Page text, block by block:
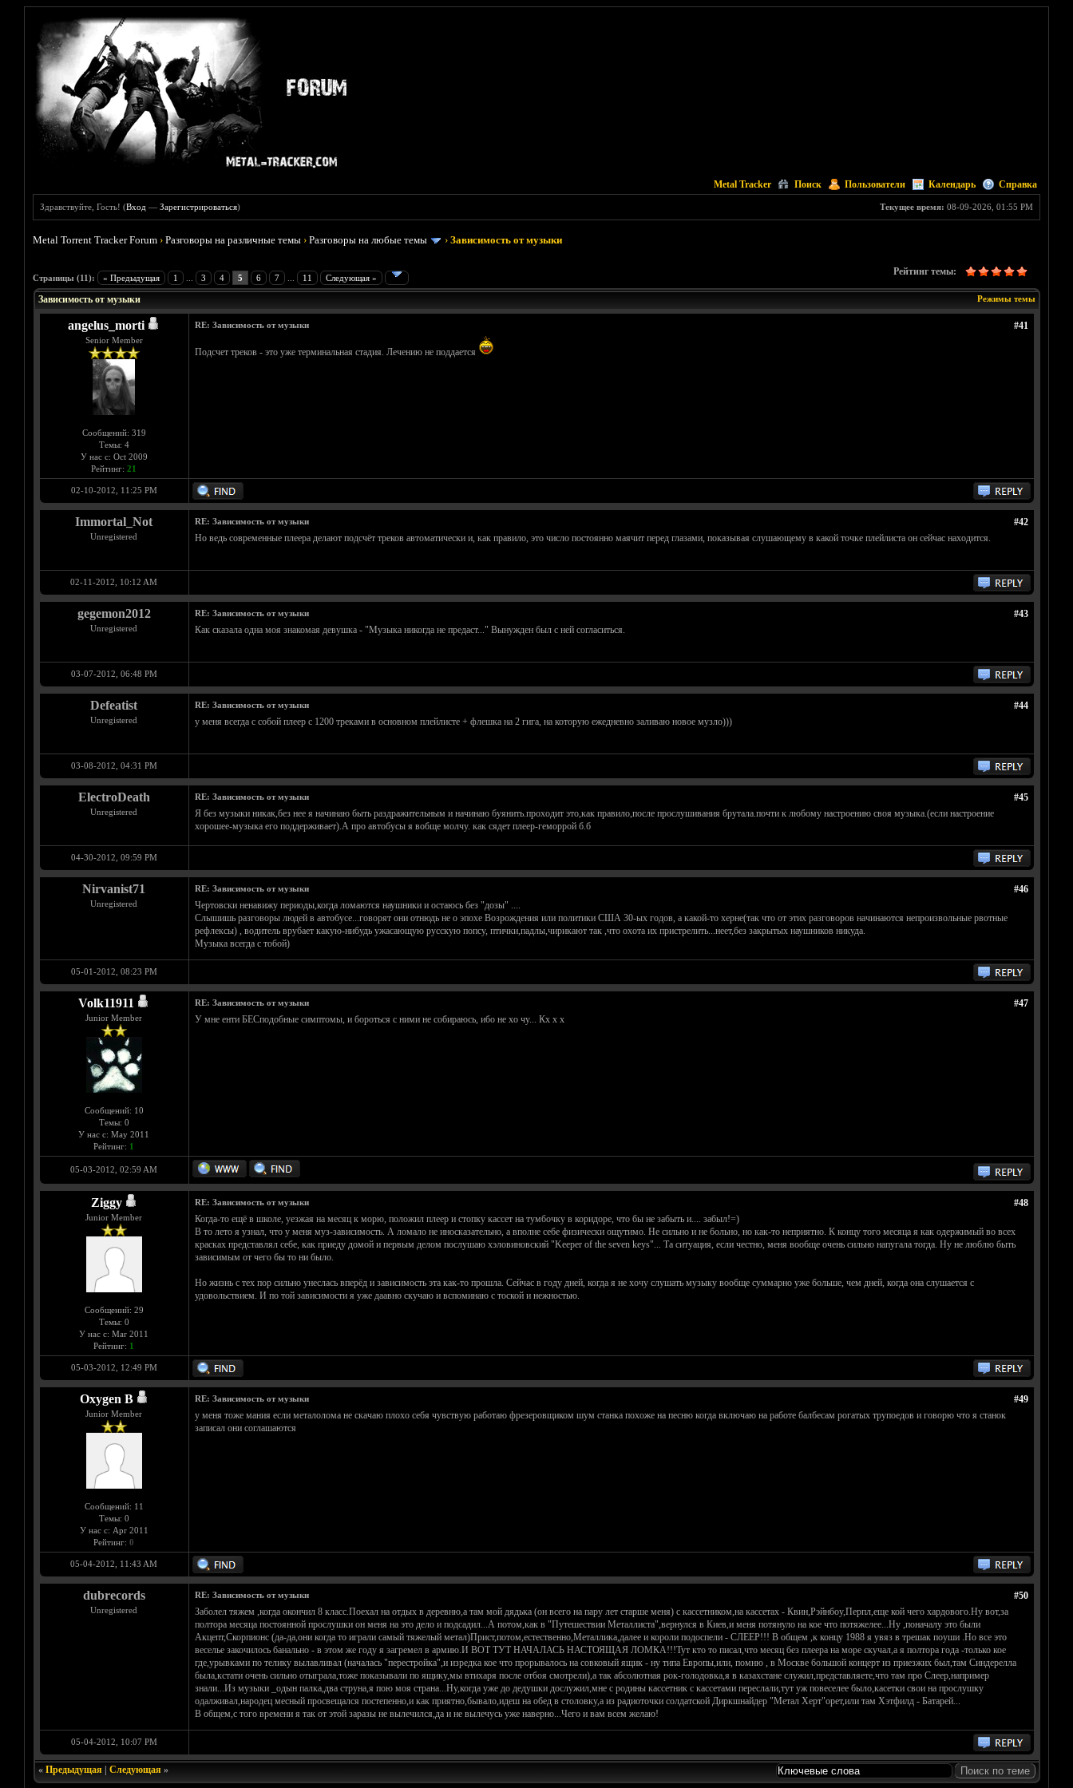
Metal Tracker Поиск Пользователи Календарь Справка
Текущее время: 08-09-2026, 01:55 PM
Здравствуйте, Гость! (Вход —Зарегистрироваться)
Metal Torrent Tracker Forum ›Разговоры на различные темы ›Разговоры на любые темы ›Зависимость от музыки
Страницы (11): « Предыдущая 1 3 4 5 6 7 11 Следующая »
Рейтинг темы:
Голосов: 1 - Средняя оценка: 5
12345
Режимы темы
Зависимость от музыки
angelus_morti
Senior Member
Сообщений: 319
Темы: 4
У нас с: Oct 2009
Рейтинг: 21
#41
RE: Зависимость от музыки
Подсчет треков - это уже терминальная стадия. Лечению не поддается
02-10-2012, 11:25 PM
Immortal_Not
Unregistered
#42
RE: Зависимость от музыки
Но ведь современные плеера делают подсчёт треков автоматически и, как правило, это число постоянно маячит перед глазами, показывая слушающему в какой точке плейлиста он сейчас находится.
02-11-2012, 10:12 AM
gegemon2012
Unregistered
#43
RE: Зависимость от музыки
Как сказала одна моя знакомая девушка - "Музыка никогда не предаст..." Вынужден был с ней согласиться.
03-07-2012, 06:48 PM
Defeatist
Unregistered
#44
RE: Зависимость от музыки
у меня всегда с собой плеер с 1200 треками в основном плейлисте + флешка на 2 гига, на которую ежедневно заливаю новое музло)))
03-08-2012, 04:31 PM
ElectroDeath
Unregistered
#45
RE: Зависимость от музыки
Я без музыки никак,без нее я начинаю быть раздражительным и начинаю буянить.проходит это,как правило,после прослушивания брутала.почти к любому настроению своя музыка.(если настроение
хорошее-музыка его поддерживает).А про автобусы я вобще молчу. как сядет плеер-геморрой б.б
04-30-2012, 09:59 PM
Nirvanist71
Unregistered
#46
RE: Зависимость от музыки
Чертовски ненавижу периоды,когда ломаются наушники и остаюсь без "дозы" ....
Слышишь разговоры людей в автобусе...говорят они отнюдь не о эпохе Возрождения или политики США 30-ых годов, а какой-то херне(так что от этих разговоров начинаются непроизвольные рвотные
рефлексы) , водитель врубает какую-нибудь ужасающую русскую попсу, птички,падлы,чирикают так ,что охота их пристрелить...неет,без закрытых наушников никуда.
Музыка всегда с тобой)
05-01-2012, 08:23 PM
Volk11911
Junior Member
Сообщений: 10
Темы: 0
У нас с: May 2011
Рейтинг: 1
#47
RE: Зависимость от музыки
У мне енти БЕСподобные симптомы, и бороться с ними не собираюсь, ибо не хо чу... Кх х х
05-03-2012, 02:59 AM
Ziggy
Junior Member
Сообщений: 29
Темы: 0
У нас с: Mar 2011
Рейтинг: 1
#48
RE: Зависимость от музыки
Когда-то ещё в школе, уезжая на месяц к морю, положил плеер и стопку кассет на тумбочку в коридоре, что бы не забыть и.... забыл!=)
В то лето я узнал, что у меня муз-зависимость. А ломало не иносказательно, а вполне себе физически ощутимо. Не сильно и не больно, но как-то неприятно. К концу того месяца я как одержимый во всех
красках представлял себе, как приеду домой и первым делом послушаю хэловиновский "Keeper of the seven keys"... Та ситуация, если честно, меня вообще очень сильно напугала тогда. Ну не люблю быть
зависимым от чего бы то ни было.
Но жизнь с тех пор сильно унеслась вперёд и зависимость эта как-то прошла. Сейчас в году дней, когда я не хочу слушать музыку вообще суммарно уже больше, чем дней, когда она слушается с
удовольствием. И по той зависимости я уже даавно скучаю и вспоминаю с тоской и нежностью.
05-03-2012, 12:49 PM
Oxygen B
Junior Member
Сообщений: 11
Темы: 0
У нас с: Apr 2011
Рейтинг: 0
#49
RE: Зависимость от музыки
у меня тоже мания если металолома не скачаю плохо себя чувствую работаю фрезеровщиком шум станка похоже на песню когда включаю на работе балбесам рогатых трупоедов и говорю что я станок
записал они соглашаются
05-04-2012, 11:43 AM
dubrecords
Unregistered
#50
RE: Зависимость от музыки
Заболел тяжем ,когда окончил 8 класс.Поехал на отдых в деревню,а там мой дядька (он всего на пару лет старше меня) с кассетником,на кассетах - Квин,Рэйнбоу,Перпл,еще кой чего хардового.Ну вот,за
полтора месяца постоянной прослушки он меня на это дело и подсадил...А потом,как в "Путешествии Металлиста",вернулся в Киев,и меня потянуло на кое что потяжелее...Ну ,поначалу это были
Акцепт,Скорпионс (да-да,они когда то играли самый тяжелый метал)Прист,потом,естественно,Металлика,далее и короли подоспели - СЛЕЕР!!! В общем ,к концу 1988 я увяз в трешак поуши .Но все это
веселье закочилось банально - в этом же году я загремел в армию.И ВОТ ТУТ НАЧАЛАСЬ НАСТОЯЩАЯ ЛОМКА!!!Тут кто то писал,что месяц без плеера на море скучал,а я полтора года -только кое
где,урывками по телику вылавливал (началась "перестройка",и изредка кое что прорывалось на совковый ящик - ну типа Европы,или, помню , в Москве большой концерт из приезжих был,там Синдерелла
была,кстати очень сильно отыграла,тоже показывали по ящику,мы втихаря после отбоя смотрели),а так абсолютная рок-голодовка,я в казахстане служил,представляете,что там про Слеер,например
знали...Из музыки _одын палка,два струна,я пою моя страна...Ну,когда уже до дедушки дослужил,мне с родины кассетник с кассетами переслали,тут уж повеселее было,касетки свои на прослушку
одалживал,народец месный просвещался постепенно,и как приятно,бывало,идеш на обед в столовку,а из радиоточки солдатской Диркшнайдер "Метал Херт"орет,или там Хэтфилд - Батарей...
В общем,с того времени я так от этой заразы не вылечился,да и не вылечусь уже наверно...Чего и вам всем желаю!
05-04-2012, 10:07 PM
« Предыдущая| Следующая»